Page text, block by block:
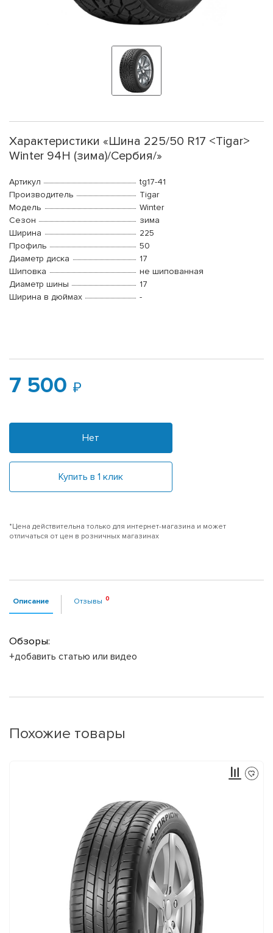
Характеристики «Шина 225/50 R17 <Tigar>
Winter 94H (зима)/Сербия/»
Артикул
tg17-41
Производитель
Tigar
Модель
Winter
Сезон
зима
Ширина
225
Профиль
50
Диаметр диска
17
Шиповка
не шипованная
Диаметр шины
17
Ширина в дюймах
-
7 500
Нет
Купить в 1 клик
*Цена действительна только для интернет-магазина и может
отличаться от цен в розничных магазинах
Описание Отзывы
Обзоры:
+добавить статью или видео
Похожие товары